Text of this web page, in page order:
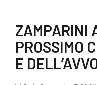
ZAMPARINI
PROSSIMO
E